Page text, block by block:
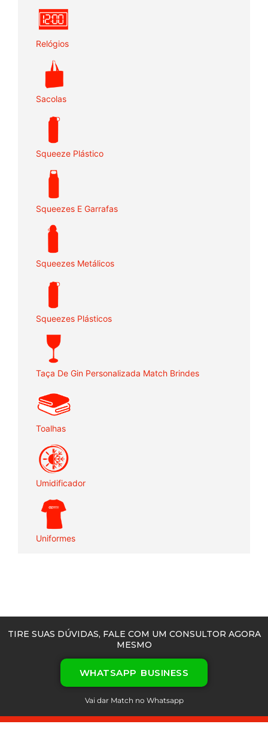
Relógios
Sacolas
Squeeze Plástico
Squeezes E Garrafas
Squeezes Metálicos
Squeezes Plásticos
Taça De Gin Personalizada Match Brindes
Toalhas
Umidificador
Uniformes
TIRE SUAS DÚVIDAS, FALE COM UM CONSULTOR AGORA
MESMO
WHATSAPP BUSINESS
Vai dar Match no Whatsapp